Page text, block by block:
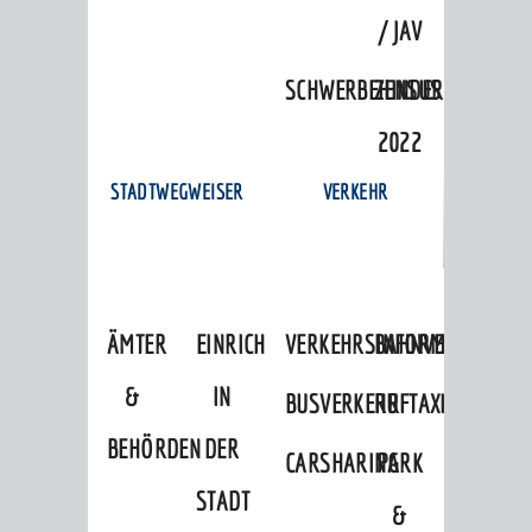
/ JAV
ZENSUS
2022
STADTWEGWEISER
ÄMTER
&
BEHÖRDEN
EINRICHTUNGEN
IN
DER
STADT
VERKEHR
VERKEHRSINFORMATIONEN
BAHNVERKEHR
BUSVERKEHRRUFTAXI
CARSHARINGPARK
&